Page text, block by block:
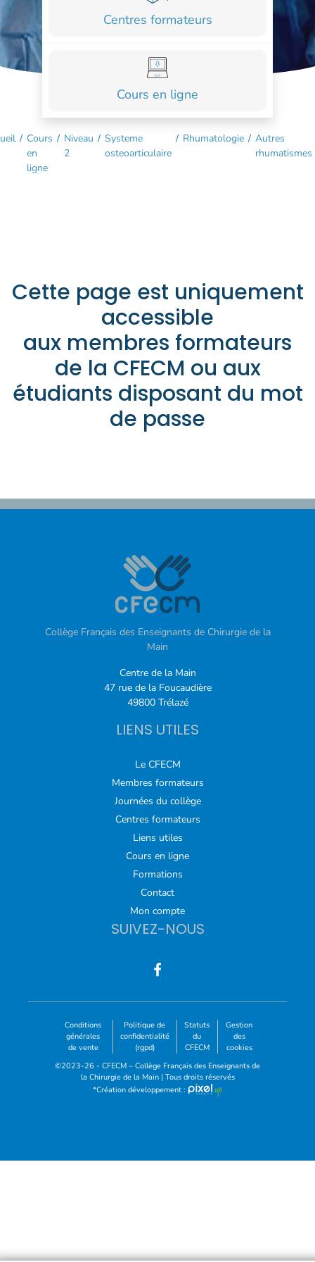
Centres formateurs
Cours en ligne
/ Cours
en
ligne
/ Niveau
2
/ Systeme
osteoarticulaire
/ Rhumatologie / Autres
rhumatismes
Cette page est uniquement
accessible
aux membres formateurs
de la CFECM ou aux
étudiants disposant du mot
de passe
Collège Français des Enseignants de Chirurgie de la
Main
Centre de la Main
47 rue de la Foucaudière
49800 Trélazé
LIENS UTILES
Le CFECM
Membres formateurs
Journées du collège
Centres formateurs
Liens utiles
Cours en ligne
Formations
Contact
Mon compte
SUIVEZ-NOUS
Conditions
générales
de vente
Politique de
confidentialité
(rgpd)
Statuts
du
CFECM
Gestion
des
cookies
©2023-26 - CFECM – Collège Français des Enseignants de
la Chirurgie de la Main | Tous droits réservés
*Création développement :
FORMATIONS
CONTACT